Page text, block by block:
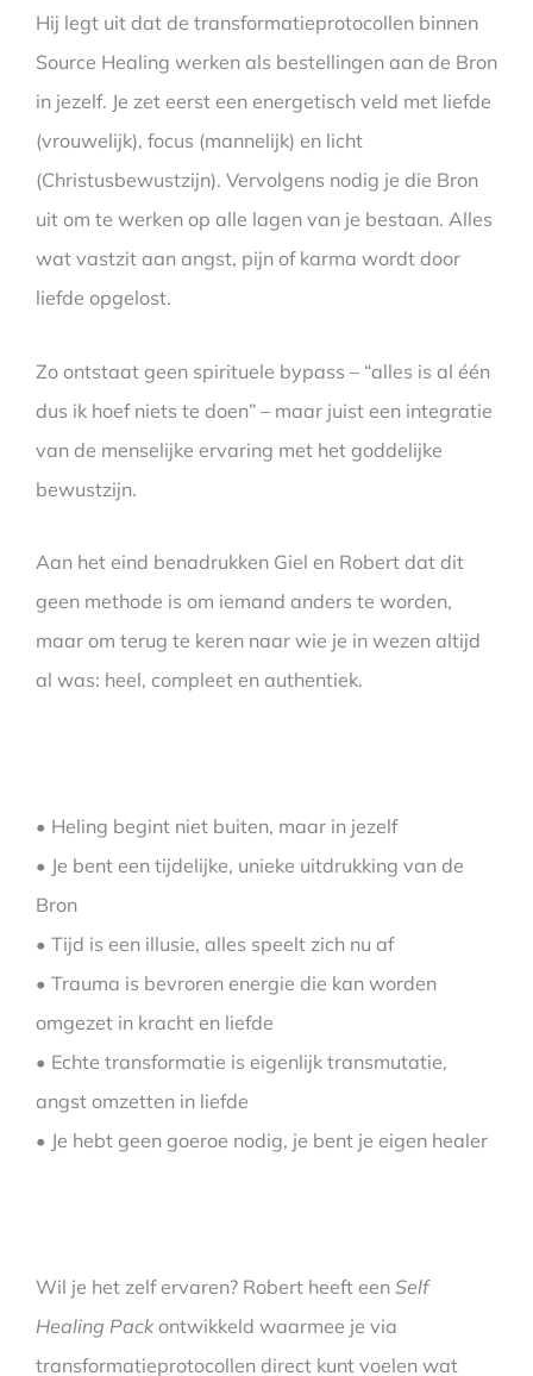
Hij legt uit dat de transformatieprotocollen binnen
Source Healing werken als bestellingen aan de Bron
in jezelf. Je zet eerst een energetisch veld met liefde
(vrouwelijk), focus (mannelijk) en licht
(Christusbewustzijn). Vervolgens nodig je die Bron
uit om te werken op alle lagen van je bestaan. Alles
wat vastzit aan angst, pijn of karma wordt door
liefde opgelost.
Zo ontstaat geen spirituele bypass – “alles is al één
dus ik hoef niets te doen” – maar juist een integratie
van de menselijke ervaring met het goddelijke
bewustzijn.
Aan het eind benadrukken Giel en Robert dat dit
geen methode is om iemand anders te worden,
maar om terug te keren naar wie je in wezen altijd
al was: heel, compleet en authentiek.
• Heling begint niet buiten, maar in jezelf
• Je bent een tijdelijke, unieke uitdrukking van de
Bron
• Tijd is een illusie, alles speelt zich nu af
• Trauma is bevroren energie die kan worden
omgezet in kracht en liefde
• Echte transformatie is eigenlijk transmutatie,
angst omzetten in liefde
• Je hebt geen goeroe nodig, je bent je eigen healer
Wil je het zelf ervaren? Robert heeft een Self
Healing Pack ontwikkeld waarmee je via
transformatieprotocollen direct kunt voelen wat